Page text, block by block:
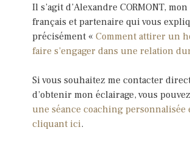
Il s’agit d’Alexandre CORMONT,
français et partenaire qui vous
précisément « Comment attirer un
faire s’engager dans une relation
Si vous souhaitez me contacter
d’obtenir mon éclairage, vous pouvez
une séance coaching personnalisée
cliquant ici.